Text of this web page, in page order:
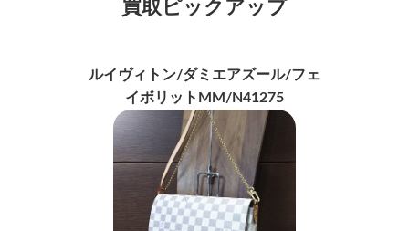
買取ピックアップ
ルイヴィトン/ダミエアズール/フェ
イボリットMM/N41275